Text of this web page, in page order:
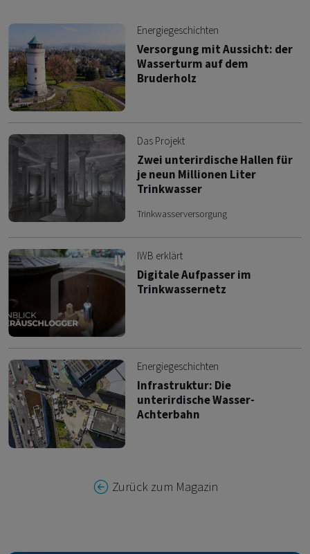
Energiegeschichten
Versorgung mit Aussicht: der
Wasserturm auf dem
Bruderholz
Das Projekt
Zwei unterirdische Hallen für
je neun Millionen Liter
Trinkwasser
Trinkwasserversorgung
IWB erklärt
Digitale Aufpasser im
Trinkwassernetz
Energiegeschichten
Infrastruktur: Die
unterirdische Wasser-
Achterbahn
Zurück zum Magazin